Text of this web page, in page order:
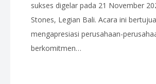
sukses digelar pada 21 November
Stones, Legian Bali. Acara ini
mengapresiasi perusahaan-
berkomitmen…